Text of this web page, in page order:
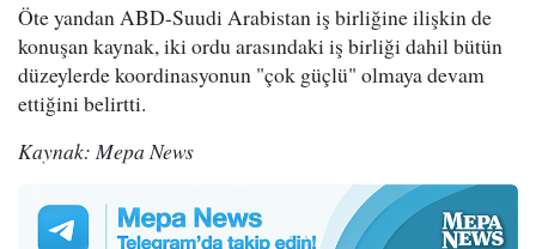
Öte yandan ABD-Suudi Arabistan iş birliğine ilişkin de
konuşan kaynak, iki ordu arasındaki iş birliği dahil bütün
düzeylerde koordinasyonun "çok güçlü" olmaya devam
ettiğini belirtti.
Kaynak: Mepa News